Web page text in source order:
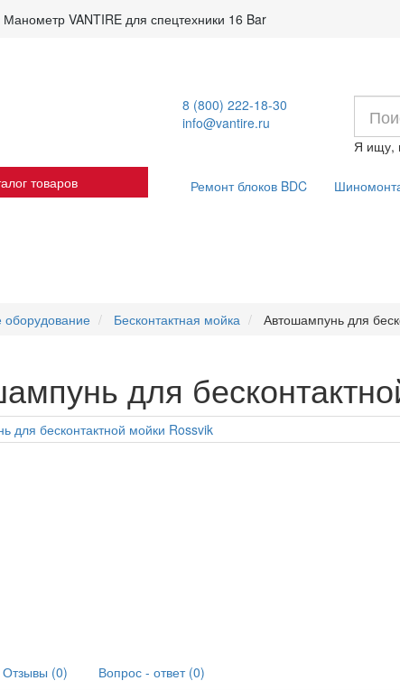
Манометр VANTIRE для спецтехники 16 Bar
8 (800) 222-18-30
info@vantire.ru
Я ищу,
товаров
Ремонт блоков BDC
Бесконтактная мойка Автошампунь для
для
Отзывы (0)
Вопрос - ответ (0)